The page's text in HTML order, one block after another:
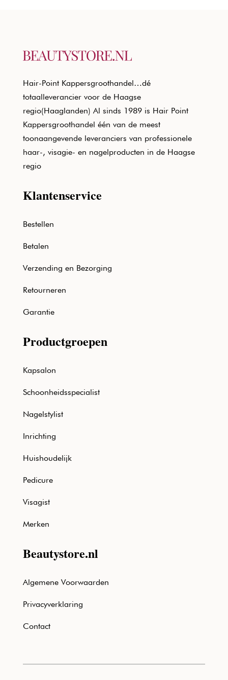
Hair-Point Kappersgroothandel…dé
totaalleverancier voor de Haagse
regio(Haaglanden) Al sinds 1989 is Hair Point
Kappersgroothandel één van de meest
toonaangevende leveranciers van professionele
haar-, visagie- en nagelproducten in de Haagse
regio
Klantenservice
Bestellen
Betalen
Verzending en Bezorging
Retourneren
Garantie
Productgroepen
Kapsalon
Schoonheidsspecialist
Nagelstylist
Inrichting
Huishoudelijk
Pedicure
Visagist
Merken
Beautystore.nl
Algemene Voorwaarden
Privacyverklaring
Contact